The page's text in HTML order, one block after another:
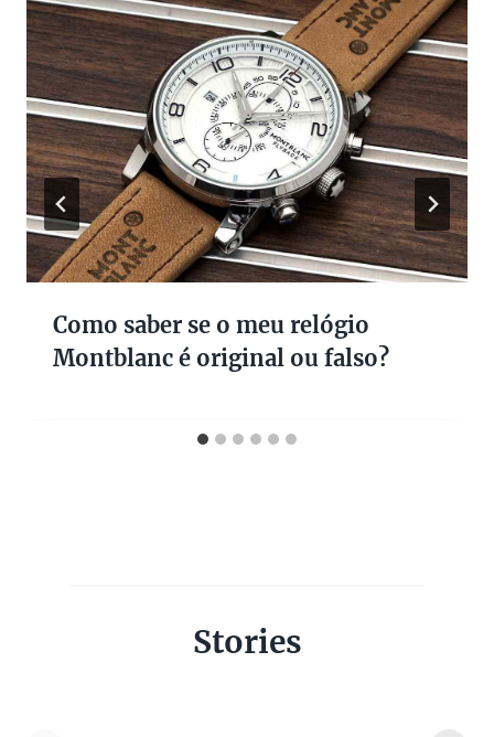
Como saber se o meu relógio
Montblanc é original ou falso?
Stories